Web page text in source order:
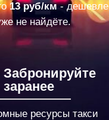
13 руб/км- дешевле
не найдёте.
ресурсы такси
Забронируйте
заранее